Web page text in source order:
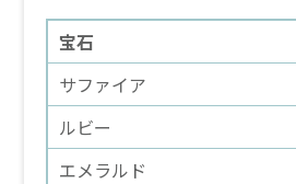
宝石
サファイア
ルビー
エメラルド